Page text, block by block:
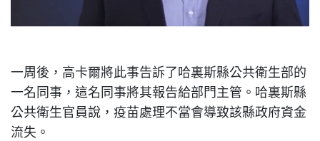
一周後，高卡爾將此事告訴了哈裏斯縣公共衛生部的
一名同事，這名同事將其報告給部門主管。哈裏斯縣
公共衛生官員說，疫苗處理不當會導致該縣政府資金
流失。